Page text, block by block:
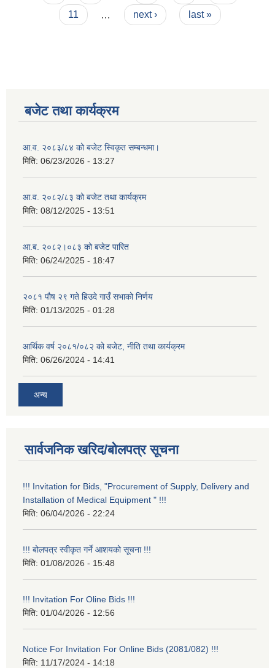
11
next › last »
बजेट तथा कार्यक्रम
आ.व. २०८३/८४ को बजेट स्विकृत सम्बन्धमा।
मिति: 06/23/2026 - 13:27
आ.व. २०८२/८३ को बजेट तथा कार्यक्रम
मिति: 08/12/2025 - 13:51
आ.ब. २०८२।०८३ को बजेट पारित
मिति: 06/24/2025 - 18:47
२०८१ पौष २९ गते हिउदे गाउँ सभाको निर्णय
मिति: 01/13/2025 - 01:28
आर्थिक वर्ष २०८१/०८२ को बजेट, नीति तथा कार्यक्रम
मिति: 06/26/2024 - 14:41
अन्य
सार्वजनिक खरिद/बोलपत्र सूचना
!!! Invitation for Bids, "Procurement of Supply, Delivery and
Installation of Medical Equipment " !!!
मिति: 06/04/2026 - 22:24
!!! बोलपत्र स्वीकृत गर्ने आशयको सूचना !!!
मिति: 01/08/2026 - 15:48
!!! Invitation For Oline Bids !!!
मिति: 01/04/2026 - 12:56
Notice For Invitation For Online Bids (2081/082) !!!
मिति: 11/17/2024 - 14:18